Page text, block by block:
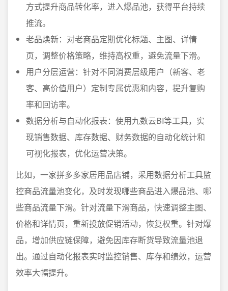
方式提升商品转化率，进入爆品池，获得平台持续
推流。
老品焕新：对老商品定期优化标题、主图、详情
页，调整价格策略，维持高权重，避免流量下滑。
用户分层运营：针对不同消费层级用户（新客、老
客、高价值用户）定制专属优惠和内容，提升复购
率和回访率。
数据分析与自动化报表：使用九数云BI等工具，实
现销售数据、库存数据、财务数据的自动化统计和
可视化报表，优化运营决策。
比如，一家拼多多家居用品店铺，采用数据分析工具监
控商品流量池变化，及时发现哪些商品进入爆品池、哪
些商品流量下滑。针对流量下滑商品，快速调整主图、
价格和详情页，重新投放促销活动，恢复权重。针对爆
品，增加供应链保障，避免因库存断货导致流量池退
出。通过自动化报表实时监控销售、库存和绩效，运营
效率大幅提升。